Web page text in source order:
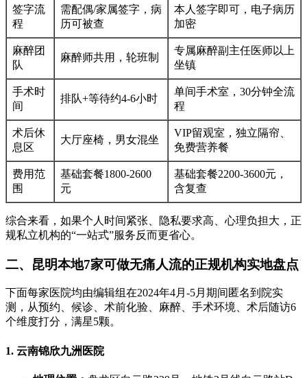
签字流
程
需配偶/家属签字，病
历可被查
本人签字即可，电子病历
加密
麻醉团
队
麻醉师共用，轮班制
专属麻醉副主任医师以上
坐镇
手术时
间
排队+等待约4-6小时
单间手术室，30分钟全流
程
术后休
息区
大厅座椅，男女混坐
VIP留观室，独立隔帘、
免费营养餐
费用范
围
基础套餐1800-2600
元
基础套餐2200-3600元，
含复查
综合来看，如果个人时间紧张、隐私要求高、心理负担大，正
规私立机构的“一站式”服务反而更省心。
二、昆明本地7家可做无痛人流的正规机构实地盘点
下面每家医院均由编辑组在2024年4月-5月期间匿名到院实
测，从预约、候诊、术前化验、麻醉、手术环境、术后随访6
个维度打分，满星5颗。
1. 云南锦欣九洲医院